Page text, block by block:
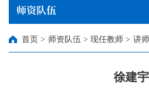
师资队伍
首页 > 师资队伍 > 现任教师 > 讲师
徐建宇